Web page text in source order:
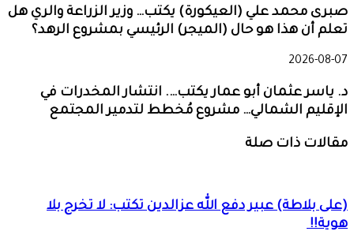
صبرى محمد علي (العيكورة) يكتب… وزير الزراعة والري هل
تعلم أن هذا هو حال (الميجر) الرئيسي بمشروع الرهد؟
2026-08-07
د. ياسر عثمان أبو عمار يكتب…. انتشار المخدرات في
الإقليم الشمالي… مشروع مُخطط لتدمير المجتمع
مقالات ذات صلة
(على بلاطة) عبير دفع الله عزالدين تكتب: لا تخرج بلا
هوية!!